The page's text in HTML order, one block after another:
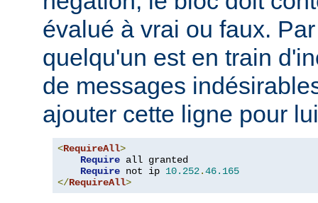
évalué à vrai ou faux.
quelqu'un est en train
de messages
ajouter cette ligne pour
<RequireAll>
Require all granted
Require not ip 10.252.46.165
</RequireAll>